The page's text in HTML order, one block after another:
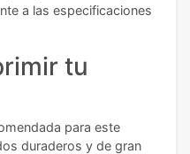
a las especificaciones
tu
para este
duraderos y de gran